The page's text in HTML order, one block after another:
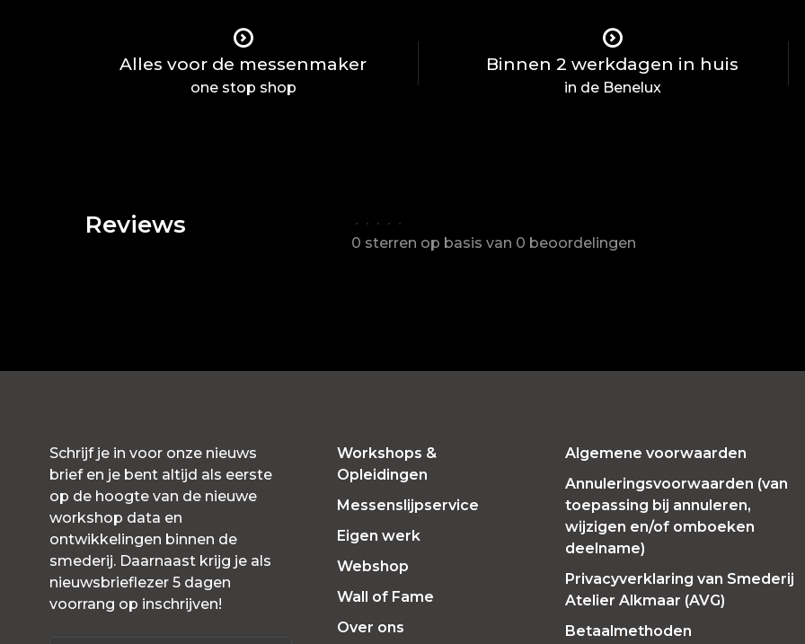
Alles voor de messenmaker
one stop shop
Binnen 2 werkdagen in huis
in de Benelux
Reviews • • • • •
0 sterren op basis van 0 beoordelingen
Schrijf je in voor onze nieuws
brief en je bent altijd als eerste
op de hoogte van de nieuwe
workshop data en
ontwikkelingen binnen de
smederij. Daarnaast krijg je als
nieuwsbrieflezer 5 dagen
voorrang op inschrijven!
Workshops &
Opleidingen
Messenslijpservice
Eigen werk
Webshop
Wall of Fame
Over ons
Algemene voorwaarden
Annuleringsvoorwaarden (van
toepassing bij annuleren,
wijzigen en/of omboeken
deelname)
Privacyverklaring van Smederij
Atelier Alkmaar (AVG)
Betaalmethoden